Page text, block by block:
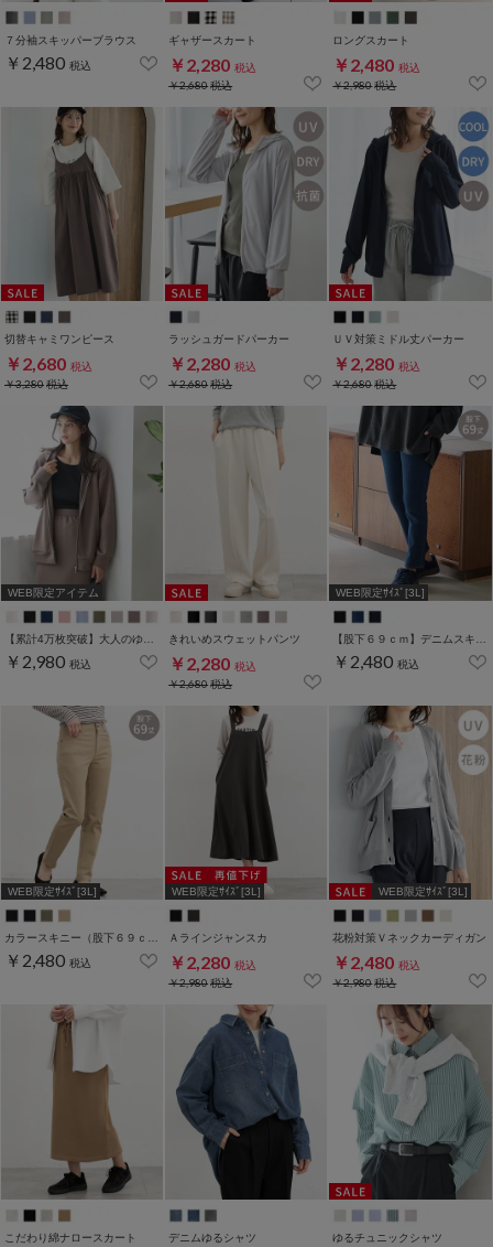
７分袖スキッパーブラウス
￥2,480 税込
ギャザースカート
￥2,280 税込
￥2,680税込
ロングスカート
￥2,480 税込
￥2,980税込
切替キャミワンピース
￥2,680 税込
￥3,280税込
ラッシュガードパーカー
￥2,280 税込
￥2,680税込
ＵＶ対策ミドル丈パーカー
￥2,280 税込
￥2,680税込
WEB限定アイテム
￥2,980 税込
きれいめスウェットパンツ
￥2,280 税込
￥2,680税込
WEB限定ｻｲｽﾞ[3L]
￥2,480 税込
WEB限定ｻｲｽﾞ[3L]
カラースキニー（股下６９ｃｍ）
￥2,480 税込
WEB限定ｻｲｽﾞ[3L]
Ａラインジャンスカ
￥2,280 税込
￥2,980税込
WEB限定ｻｲｽﾞ[3L]
花粉対策Ｖネックカーディガン
￥2,480 税込
￥2,980税込
こだわり綿ナロースカート デニムゆるシャツ ゆるチュニックシャツ